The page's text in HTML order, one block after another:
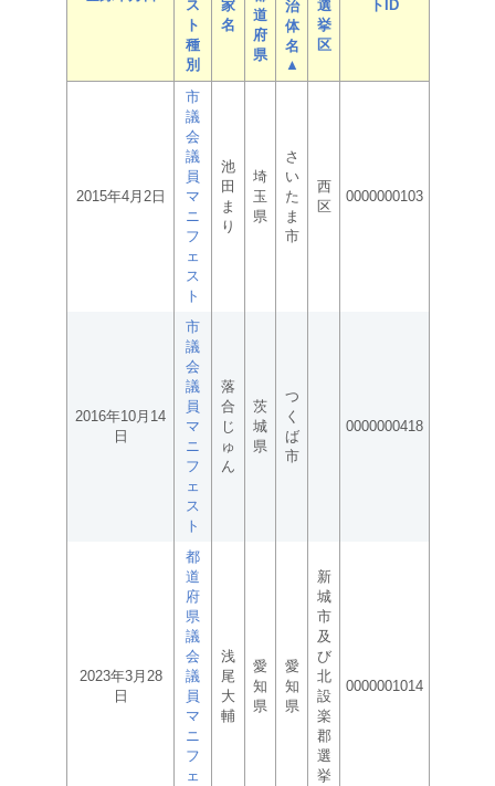
ス
ト
種
別
家
名
道
府
県
治
体
名
▲
選
挙
区
トID
2015年4月2日
市
議
会
議
員
マ
ニ
フ
ェ
ス
ト
池
田
ま
り
埼
玉
県
さ
い
た
ま
市
西
区
0000000103
2016年10月14
日
市
議
会
議
員
マ
ニ
フ
ェ
ス
ト
落
合
じ
ゅ
ん
茨
城
県
つ
く
ば
市
0000000418
2023年3月28
日
都
道
府
県
議
会
議
員
マ
ニ
フ
ェ
浅
尾
大
輔
愛
知
県
愛
知
県
新
城
市
及
び
北
設
楽
郡
選
挙
0000001014